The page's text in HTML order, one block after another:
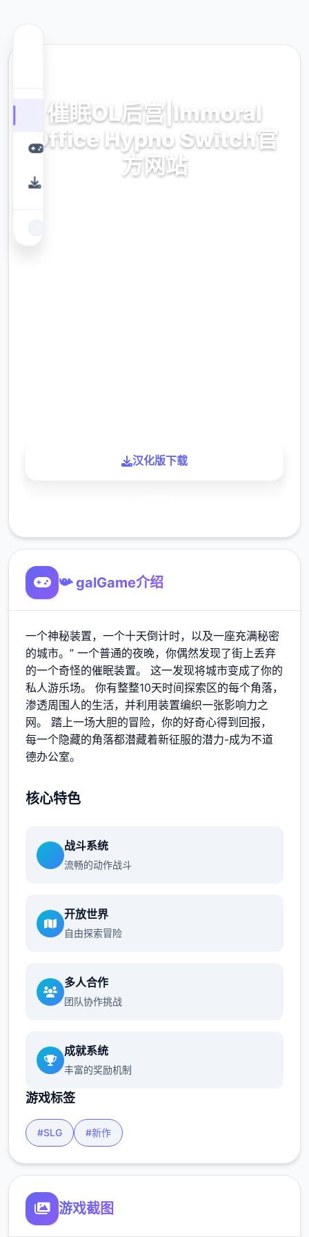
催眠OL后宫|Immoral
Office Hypno Switch官
方网站
汉化版下载
📯 galGame介绍
一个神秘装置，一个十天倒计时，以及一座充满秘密
的城市。” 一个普通的夜晚，你偶然发现了街上丢弃
的一个奇怪的催眠装置。 这一发现将城市变成了你的
私人游乐场。 你有整整10天时间探索区的每个角落，
渗透周围人的生活，并利用装置编织一张影响力之
网。 踏上一场大胆的冒险，你的好奇心得到回报，
每一个隐藏的角落都潜藏着新征服的潜力-成为不道
德办公室。
核心特色
战斗系统
流畅的动作战斗
开放世界
自由探索冒险
多人合作
团队协作挑战
成就系统
丰富的奖励机制
游戏标签
#SLG #新作
游戏截图